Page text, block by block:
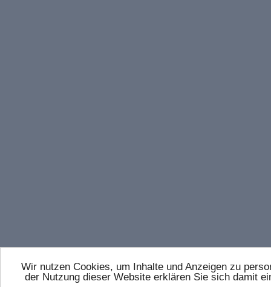
Wir nutzen Cookies, um Inhalte und Anzeigen zu
der Nutzung dieser Website erklären Sie sich damit